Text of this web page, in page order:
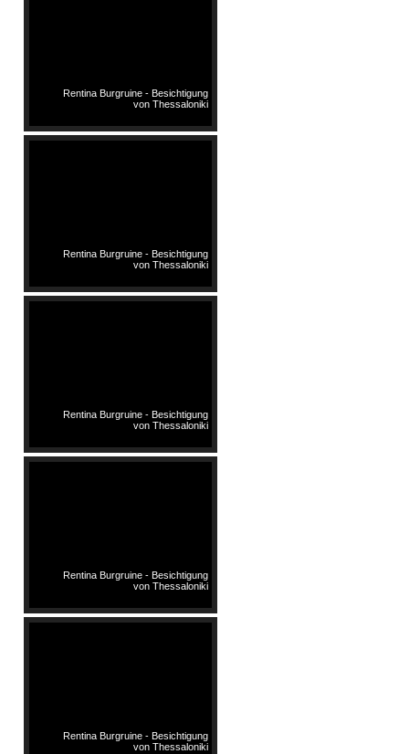
Rentina Burgruine - Besichtigung
von Thessaloniki
Rentina Burgruine - Besichtigung
von Thessaloniki
Rentina Burgruine - Besichtigung
von Thessaloniki
Rentina Burgruine - Besichtigung
von Thessaloniki
Rentina Burgruine - Besichtigung
von Thessaloniki